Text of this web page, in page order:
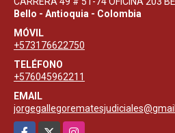
UBICACIÓN
CARRERA 49 # 51-74 OFICINA 203
Bello - Antioquia - Colombia
MÓVIL
+573176622750
TELÉFONO
+576045962211
EMAIL